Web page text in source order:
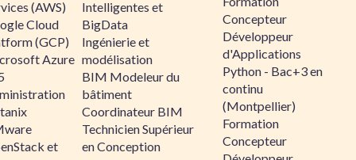
(AWS)
Cloud
(GCP)
Azure
et
Intelligentes et
BigData
Ingénierie et
modélisation
BIM Modeleur du
bâtiment
Coordinateur BIM
Technicien Supérieur
en Conception
Concepteur
Développeur
d'Applications
Python - Bac+3 en
continu
(Montpellier)
Formation
Concepteur